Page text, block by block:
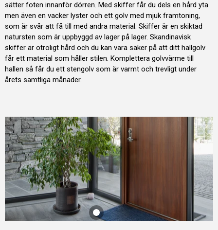
sätter foten innanför dörren. Med skiffer får du dels en hård yta
men även en vacker lyster och ett golv med mjuk framtoning,
som är svår att få till med andra material. Skiffer är en skiktad
natursten som är uppbyggd av lager på lager. Skandinavisk
skiffer är otroligt hård och du kan vara säker på att ditt hallgolv
får ett material som håller stilen. Komplettera golvvärme till
hallen så får du ett stengolv som är varmt och trevligt under
årets samtliga månader.